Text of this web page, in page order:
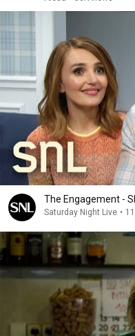
The Engagement -
Saturday Night Live •